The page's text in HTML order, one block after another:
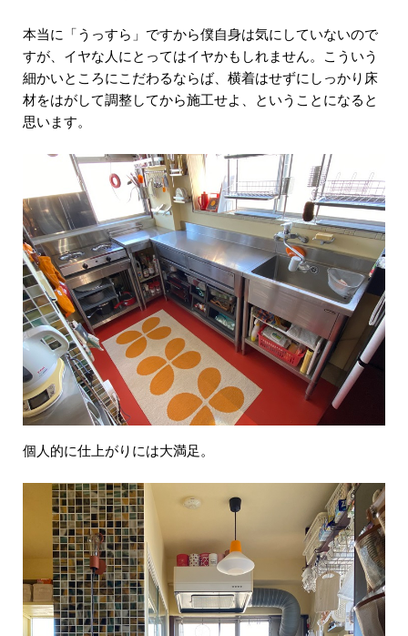
本当に「うっすら」ですから僕自身は気にしていないので
すが、イヤな人にとってはイヤかもしれません。こういう
細かいところにこだわるならば、横着はせずにしっかり床
材をはがして調整してから施工せよ、ということになると
思います。
個人的に仕上がりには大満足。